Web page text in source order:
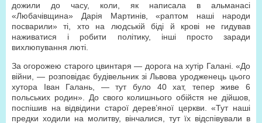
дожили до часу, коли, як написала в альманасі
«Любачівщина» Дарія Мартинів, «раптом наші народи
посварили» ті, хто на людській біді й крові не гидував
наживатися і робити політику, інші просто заради
вихлюпування люті.
За огорожею старого цвинтаря — дорога на хутір Галані. «До
війни, — розповідає будівельник зі Львова уродженець цього
хутора Іван Галань, — тут було 40 хат, тепер живе 6
польських родин». До свого колишнього обійстя не дійшов,
поспішив на відвідини старої дерев’яної церкви. «Тут наші
предки ходили на молитву, вінчалися, тут їх відспівували в